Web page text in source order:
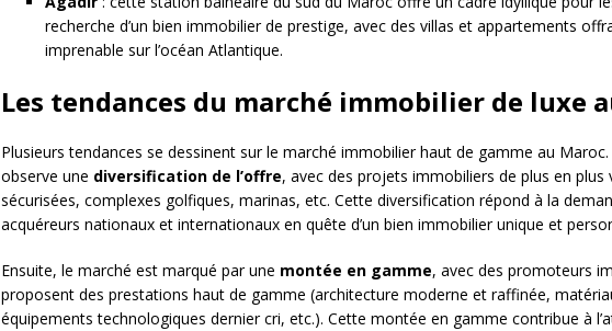
recherche d’un bien immobilier de prestige, avec des villas et appartements
imprenable sur l’océan Atlantique.
Les tendances du marché immobilier de luxe
Plusieurs tendances se dessinent sur le marché immobilier haut de gamme au Maroc.
observe une diversification de l’offre, avec des projets immobiliers de plus en plus
sécurisées, complexes golfiques, marinas, etc. Cette diversification répond à la
acquéreurs nationaux et internationaux en quête d’un bien immobilier unique et
Ensuite, le marché est marqué par une montée en gamme, avec des promoteurs
proposent des prestations haut de gamme (architecture moderne et raffinée,
équipements technologiques dernier cri, etc.). Cette montée en gamme contribue à